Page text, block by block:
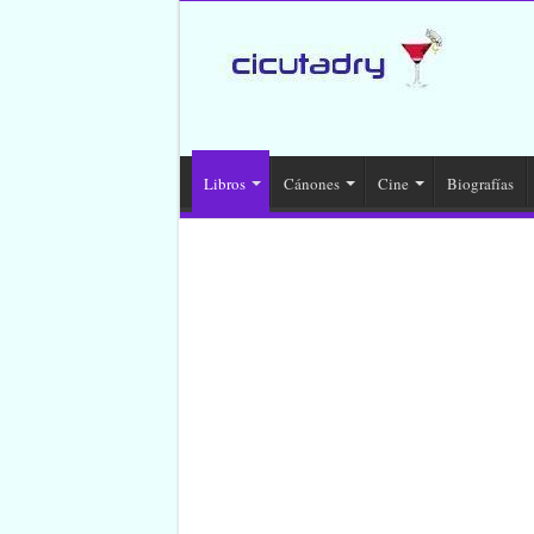
Libros Cánones Cine Biografías